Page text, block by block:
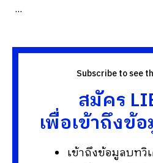
...
Subscribe to see
สมัคร
เพื่อเข้าถึงข้
เข้าถึงข้อมูลบทวิ